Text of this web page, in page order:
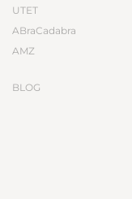
UTET
ABraCadabra
AMZ
BLOG